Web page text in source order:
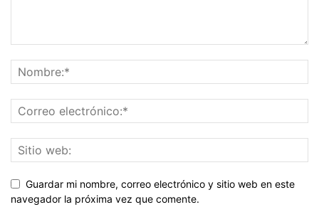
Guardar mi nombre, correo electrónico y sitio web en este
navegador la próxima vez que comente.